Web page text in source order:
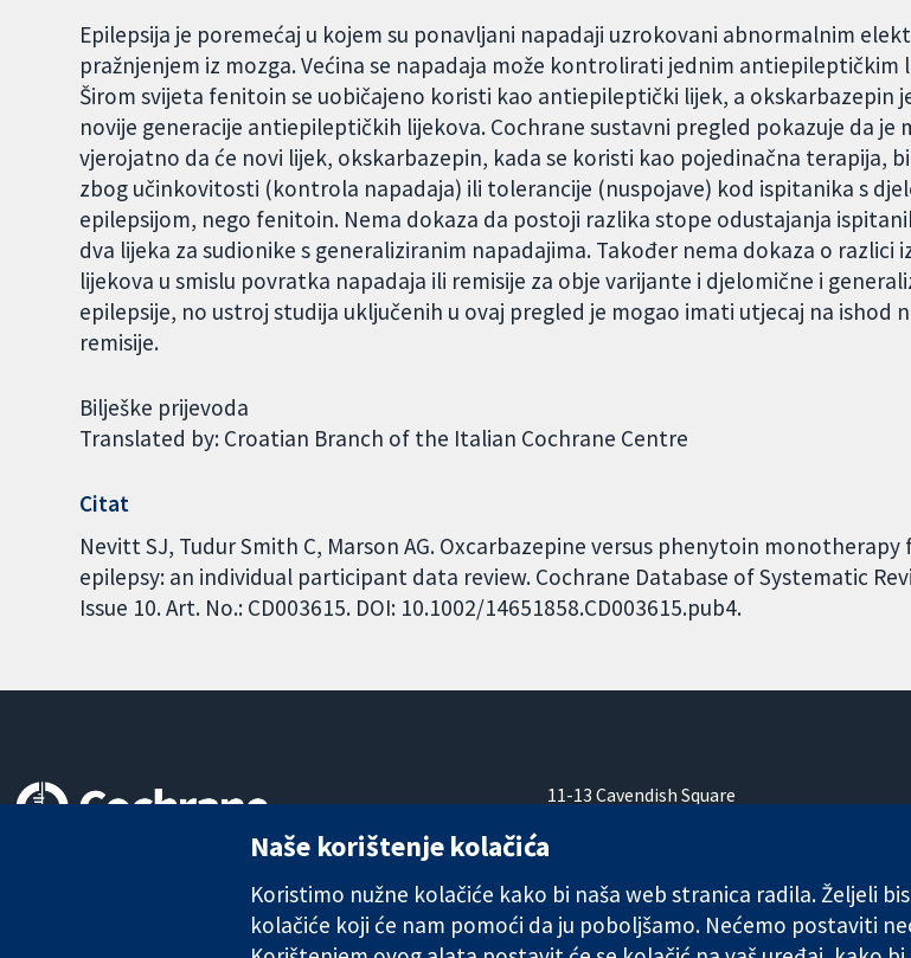
Epilepsija je poremećaj u kojem su ponavljani napadaji uzrokovani abnormalnim
pražnjenjem iz mozga. Većina se napadaja može kontrolirati jednim antiepileptičkim
Širom svijeta fenitoin se uobičajeno koristi kao antiepileptički lijek, a okskarbazepin
novije generacije antiepileptičkih lijekova. Cochrane sustavni pregled pokazuje da je
vjerojatno da će novi lijek, okskarbazepin, kada se koristi kao pojedinačna terapija,
zbog učinkovitosti (kontrola napadaja) ili tolerancije (nuspojave) kod ispitanika s
epilepsijom, nego fenitoin. Nema dokaza da postoji razlika stope odustajanja
dva lijeka za sudionike s generaliziranim napadajima. Također nema dokaza o razlici
lijekova u smislu povratka napadaja ili remisije za obje varijante i djelomične i
epilepsije, no ustroj studija uključenih u ovaj pregled je mogao imati utjecaj na ishod
remisije.
Bilješke prijevoda
Translated by: Croatian Branch of the Italian Cochrane Centre
Citat
Nevitt SJ, Tudur Smith C, Marson AG. Oxcarbazepine versus phenytoin monotherapy
epilepsy: an individual participant data review. Cochrane Database of Systematic
Issue 10. Art. No.: CD003615. DOI: 10.1002/14651858.CD003615.pub4.
11-13 Cavendish Square
W1G 0AN
Naše korištenje kolačića
Koristimo nužne kolačiće kako bi naša web stranica radila. Željeli
kolačiće koji će nam pomoći da ju poboljšamo. Nećemo postaviti